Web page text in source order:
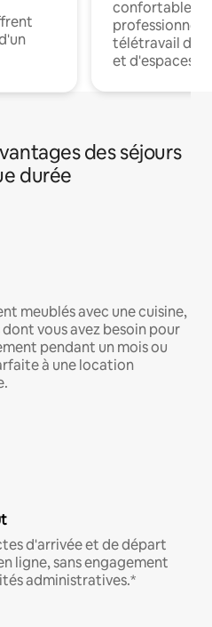
confortables
professionnels
télétravail
et d'espaces
des séjours
durée
meublés avec une cuisine,
vous avez besoin pour
pendant un mois ou
à une location
d'arrivée et de départ
ligne, sans engagement
administratives.*